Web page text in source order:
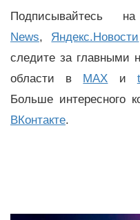
News, Яндекс.Новости
следите за главными
области в MAX и
Больше интересного
ВКонтакте.